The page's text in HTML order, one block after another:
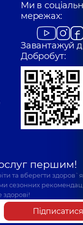
Ми в
мережах:
Завантажуй
Добробут:
першим!
та вберегти
сезонних
здорові!
Підписатися